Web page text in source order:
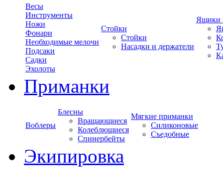
Весы
Инструменты
Ножи
Фонари
Необходимые мелочи
Подсаки
Садки
Эхолоты
Стойки
Стойки
Насадки и держатели
Ящики
Приманки
Воблеры
Блесны
Вращающиеся
Колеблющиеся
Спинербейты
Мягкие приманки
Силиконовые
Съедобные
Экипировка